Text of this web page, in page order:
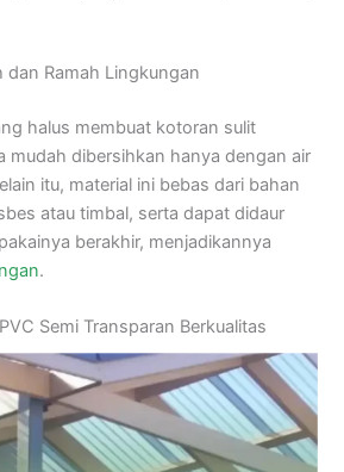
dan Ramah Lingkungan
halus membuat kotoran sulit
mudah dibersihkan hanya dengan air
itu, material ini bebas dari bahan
atau timbal, serta dapat didaur
berakhir, menjadikannya
.
Semi Transparan Berkualitas